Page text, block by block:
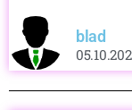
blad